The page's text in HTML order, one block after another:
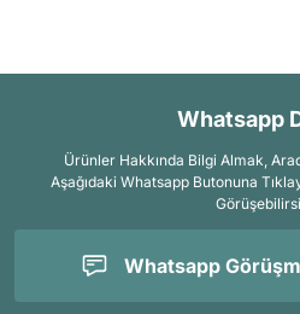
Whatsapp
Ürünler Hakkında Bilgi Almak,
Aşağıdaki Whatsapp Butonuna
Whatsapp